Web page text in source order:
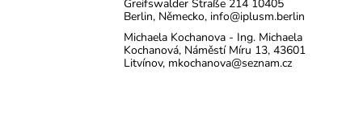
Greifswalder Straße 214 10405
Berlin, Německo, info@iplusm.berlin
Michaela Kochanova - Ing. Michaela
Kochanová, Náměstí Míru 13, 43601
Litvínov, mkochanova@seznam.cz